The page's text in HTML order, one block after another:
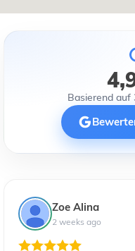
Basierend auf
Zoe Alina
2 weeks ago